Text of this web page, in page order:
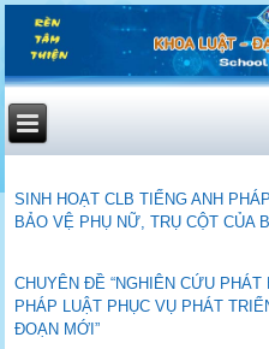
SINH HOẠT CLB TIẾNG ANH
BẢO VỆ PHỤ NỮ, TRỤ CỘT CỦA
CHUYÊN ĐỀ “NGHIÊN CỨU PHÁT
PHÁP LUẬT PHỤC VỤ PHÁT
ĐOẠN MỚI”